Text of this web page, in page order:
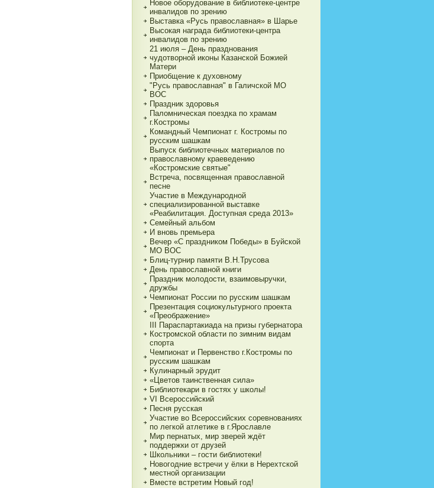
Новое оборудование в библиотеке-центре
инвалидов по зрению
Выставка «Русь православная» в Шарье
Высокая награда библиотеки-центра
инвалидов по зрению
21 июля – День празднования
чудотворной иконы Казанской Божией
Матери
Приобщение к духовному
"Русь православная" в Галичской МО
ВОС
Праздник здоровья
Паломническая поездка по храмам
г.Костромы
Командный Чемпионат г. Костромы по
русским шашкам
Выпуск библиотечных материалов по
православному краеведению
«Костромские святые"
Встреча, посвященная православной
песне
Участие в Международной
специализированной выставке
«Реабилитация. Доступная среда 2013»
Семейный альбом
И вновь премьера
Вечер «С праздником Победы» в Буйской
МО ВОС
Блиц-турнир памяти В.Н.Трусова
День православной книги
Праздник молодости, взаимовыручки,
дружбы
Чемпионат России по русским шашкам
Презентация социокультурного проекта
«Преображение»
III Параспартакиада на призы губернатора
Костромской области по зимним видам
спорта
Чемпионат и Первенство г.Костромы по
русским шашкам
Кулинарный эрудит
«Цветов таинственная сила»
Библиотекари в гостях у школы!
VI Всероссийский
Песня русская
Участие во Всероссийских соревнованиях
по легкой атлетике в г.Ярославле
Мир пернатых, мир зверей ждёт
поддержки от друзей
Школьники – гости библиотеки!
Новогодние встречи у ёлки в Нерехтской
местной организации
Вместе встретим Новый год!